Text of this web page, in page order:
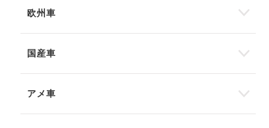
欧州車
国産車
アメ車